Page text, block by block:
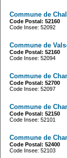
Commune de
Code Postal: 52160
Code Insee: 52092
Commune de
Code Postal: 52160
Code Insee: 52094
Commune de
Code Postal: 52700
Code Insee: 52097
Commune de
Code Postal: 52150
Code Insee: 52101
Commune de
Code Postal: 52400
Code Insee: 52103